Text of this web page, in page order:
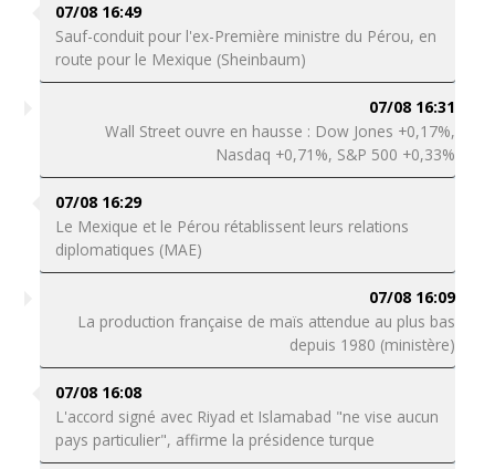
07/08 16:49
Sauf-conduit pour l'ex-Première ministre du Pérou, en
route pour le Mexique (Sheinbaum)
07/08 16:31
Wall Street ouvre en hausse : Dow Jones +0,17%,
Nasdaq +0,71%, S&P 500 +0,33%
07/08 16:29
Le Mexique et le Pérou rétablissent leurs relations
diplomatiques (MAE)
07/08 16:09
La production française de maïs attendue au plus bas
depuis 1980 (ministère)
07/08 16:08
L'accord signé avec Riyad et Islamabad "ne vise aucun
pays particulier", affirme la présidence turque